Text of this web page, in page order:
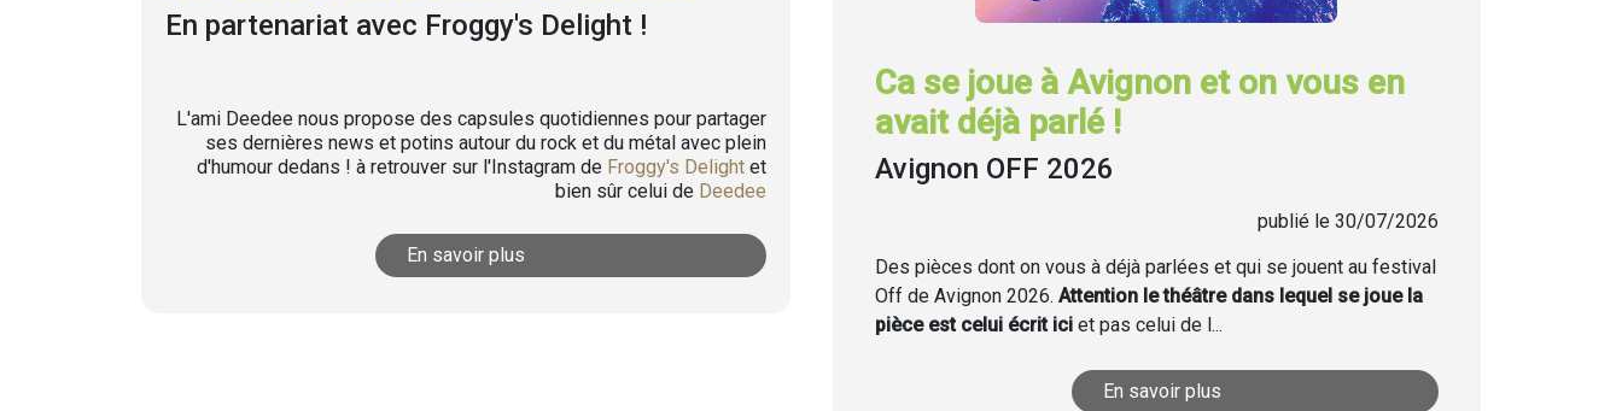
En partenariat avec Froggy's Delight !
L'ami Deedee nous propose des capsules quotidiennes pour partager
ses dernières news et potins autour du rock et du métal avec plein
d'humour dedans ! à retrouver sur l'Instagram de Froggy's Delightet
bien sûr celui de Deedee
En savoir plus
Ca se joue à Avignon et on vous en
avait déjà parlé !
Avignon OFF 2026
publié le 30/07/2026
Des pièces dont on vous à déjà parlées et qui se jouent au festival
Off de Avignon 2026. Attention le théâtre dans lequel se joue la
pièce est celui écrit iciet pas celui de l...
En savoir plus